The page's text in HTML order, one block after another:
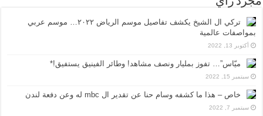
تركي ال الشيخ يكشف تفاصيل موسم الرياض ٢٠٢٢… موسم عربي
بمواصفات عالمية
أكتوبر 13, 2022
ميّاس”… تفوز بمليار ونصف مشاهد! وطائر الفينيق يستفيق!*
سبتمبر 15, 2022
خاص – هذا ما كشفه وسام حنا عن تقدير ال mbc له وعن دفعة لندن
سبتمبر 7, 2022